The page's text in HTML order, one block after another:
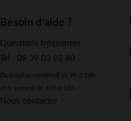
Besoin d'aide ?
Questions fréquentes
Tel : 09 39 03 93 80
Du lundi au vendredi de 9h à 18h
et le samedi de 10h à 18h
Nous contacter